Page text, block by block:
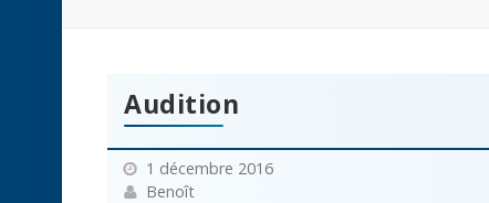
Audition
1 décembre 2016
Benoît